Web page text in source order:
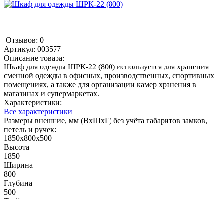
Отзывов: 0
Артикул: 003577
Описание товара:
Шкаф для одежды ШРК-22 (800) используется для хранения
сменной одежды в офисных, производственных, спортивных
помещениях, а также для организации камер хранения в
магазинах и супермаркетах.
Характеристики:
Все характеристики
Размеры внешние, мм (ВхШхГ) без учёта габаритов замков,
петель и ручек:
1850x800x500
Высота
1850
Ширина
800
Глубина
500